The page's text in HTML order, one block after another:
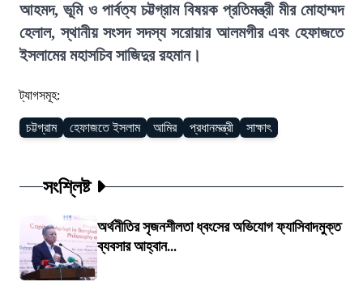
আহমদ, ভূমি ও পার্বত্য চট্টগ্রাম বিষয়ক প্রতিমন্ত্রী মীর মোহাম্মদ
হেলাল, স্থানীয় সংসদ সদস্য সরোয়ার আলমগীর এবং হেফাজতে
ইসলামের মহাসচিব সাজিদুর রহমান।
ট্যাগসমূহ:
চট্টগ্রাম হেফাজতে ইসলাম আমির প্রধানমন্ত্রী সাক্ষাৎ
সংশ্লিষ্ট
অর্থনীতির সৃজনশীলতা ধ্বংসের অভিযোগ ফ্যাসিবাদমুক্ত
ব্যবসার আহ্বান...